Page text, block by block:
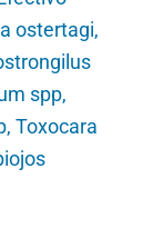
ostertagi,
spp,
Toxocara